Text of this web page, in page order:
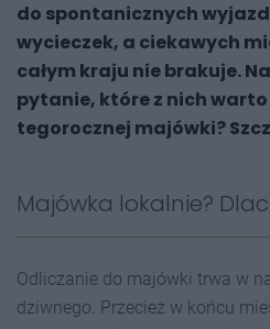
do spontanicznych
wycieczek, a ciekawych
całym kraju nie brakuje.
pytanie, które z nich
tegorocznej majówki?
Majówka lokalnie?
Odliczanie do majówki trwa w
dziwnego. Przecież w końcu